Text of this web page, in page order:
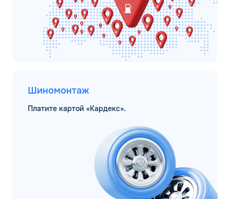
Шиномонтаж
Платите картой «Кардекс».